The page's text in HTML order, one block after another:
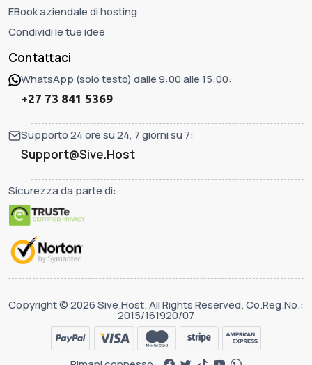
EBook aziendale di hosting
Condividi le tue idee
Contattaci
WhatsApp (solo testo) dalle 9:00 alle 15:00:
+27 73 841 5369
Supporto 24 ore su 24, 7 giorni su 7:
Support@Sive.Host
Sicurezza da parte di:
Copyright © 2026 Sive.Host. All Rights Reserved. Co.Reg.No.:
2015/161920/07